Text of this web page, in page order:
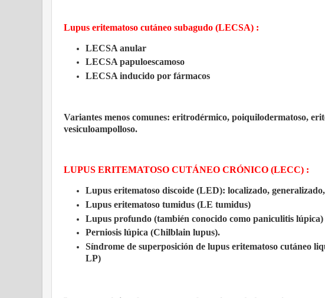
Lupus eritematoso cutáneo subagudo (LECSA) :
LECSA anular
LECSA papuloescamoso
LECSA inducido por fármacos
Variantes menos comunes: eritrodérmico, poiquilodermatoso,
vesiculoampolloso.
LUPUS ERITEMATOSO CUTÁNEO CRÓNICO (LECC) :
Lupus eritematoso discoide (LED): localizado,
Lupus eritematoso tumidus (LE tumidus)
Lupus profundo (también conocido como paniculitis lúpica)
Perniosis lúpica (Chilblain lupus).
Síndrome de superposición de lupus eritematoso cutáneo
LP)